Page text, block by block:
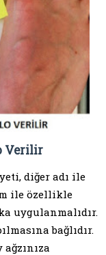
Verilir
diğer adı ile
ile özellikle
uygulanmalıdır.
bağlıdır.